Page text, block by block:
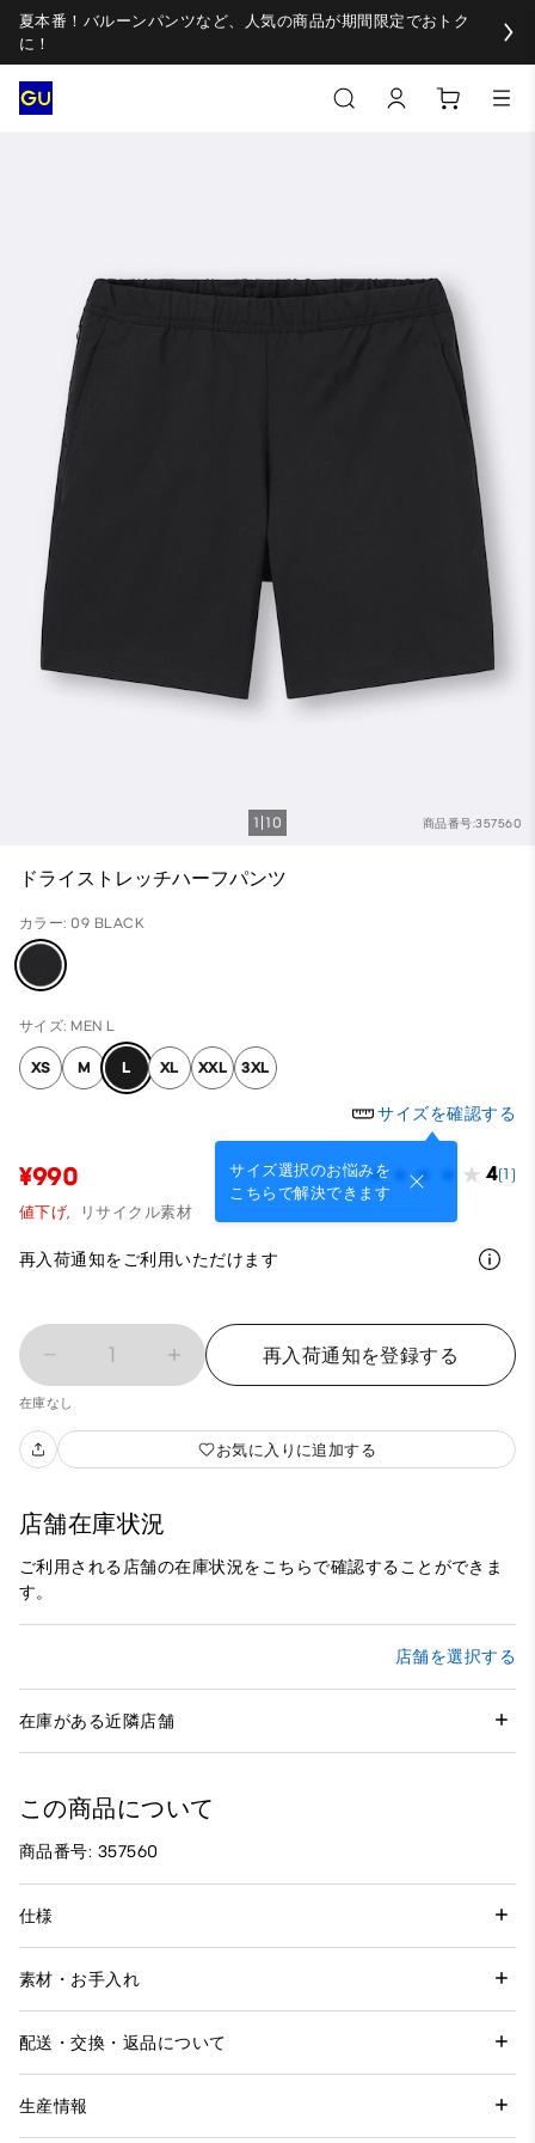
夏本番！バルーンパンツなど、人気の商品が期間限定でおトク
に！
商品番号:357560
1 10
ドライストレッチハーフパンツ
カラー: 09 BLACK
サイズ: MEN L
XS M L XL XXL 3XL
サイズを確認する
サイズ選択のお悩みを
こちらで解決できます
¥990 4(1)
値下げ, リサイクル素材
再入荷通知をご利用いただけます
1 再入荷通知を登録する
在庫なし
お気に入りに追加する
店舗在庫状況
ご利用される店舗の在庫状況をこちらで確認することができま
す。
店舗を選択する
在庫がある近隣店舗
この商品について
商品番号: 357560
仕様
素材・お手入れ
配送・交換・返品について
生産情報